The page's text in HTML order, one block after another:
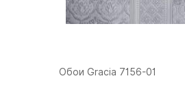
Обои Gracia 7156-01